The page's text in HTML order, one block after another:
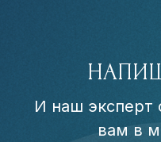
И наш эксперт
вам в